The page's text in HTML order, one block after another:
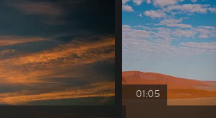
01:05